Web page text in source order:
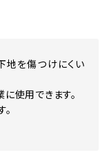
地を傷つけにくい
使用できます。